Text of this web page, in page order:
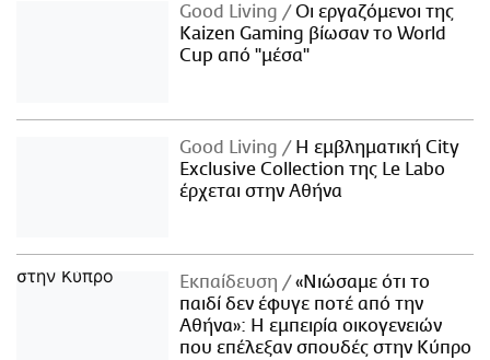
Good Living
Οι εργαζόμενοι της
Kaizen Gaming βίωσαν το World
Cup από "μέσα"
Good Living
Η εμβληματική City
Exclusive Collection της Le Labo
έρχεται στην Αθήνα
Εκπαίδευση
«Νιώσαμε ότι το
παιδί δεν έφυγε ποτέ από την
Αθήνα»: Η εμπειρία οικογενειών
που επέλεξαν σπουδές στην Κύπρο